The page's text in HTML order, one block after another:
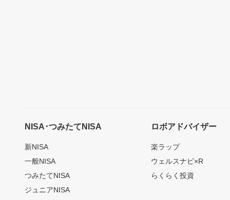
NISA･つみたてNISA
新NISA
一般NISA
つみたてNISA
ジュニアNISA
ロボアドバイザー
楽ラップ
ウェルスナビ×R
らくらく投資